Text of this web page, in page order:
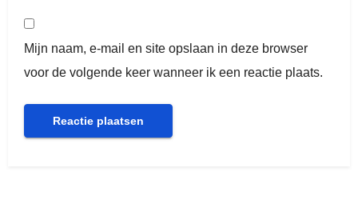
Mijn naam, e-mail en site opslaan in deze browser
voor de volgende keer wanneer ik een reactie plaats.